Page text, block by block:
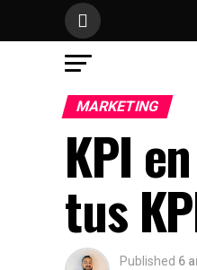
MARKETING
KPI
tus
Published 6